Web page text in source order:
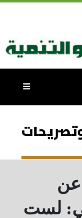
عن
لست